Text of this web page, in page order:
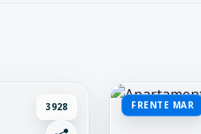
3928 FRENTE MAR